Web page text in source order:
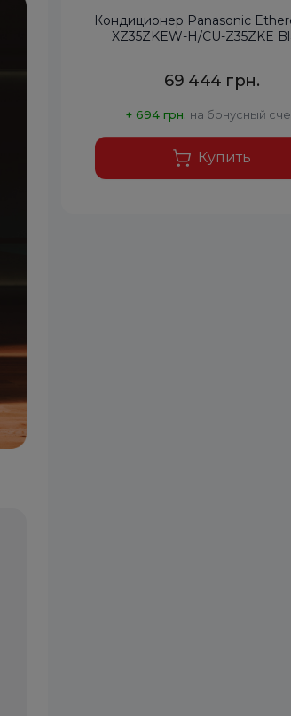
Кондиционер Panasonic
XZ35ZKEW-H/CU-Z35ZKE
69 444 грн.
+ 694 грн. на бонусный
Купить